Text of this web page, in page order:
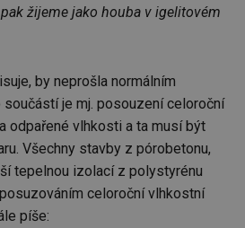
žijeme jako houba v igelitovém
by neprošla normálním
je mj. posouzení celoroční
odpařené vlhkosti a ta musí být
Všechny stavby z pórobetonu,
tepelnou izolací z polystyrénu
celoroční vlhkostní
píše: